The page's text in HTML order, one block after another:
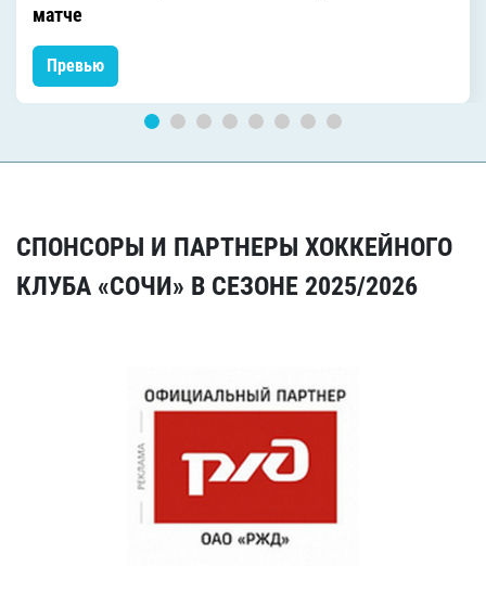
матче
Превью
СПОНСОРЫ И ПАРТНЕРЫ ХОККЕЙНОГО
КЛУБА «СОЧИ» В СЕЗОНЕ 2025/2026